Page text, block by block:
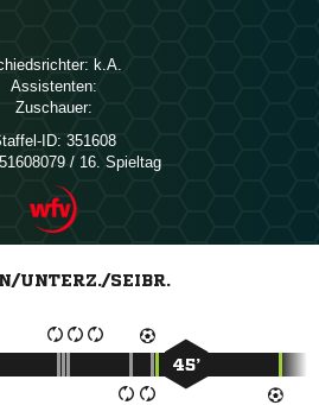

Assistenten:
Zuschauer:
ID: 351608
/ 16. Spieltag
UNTERZ./SEIBR.
45’